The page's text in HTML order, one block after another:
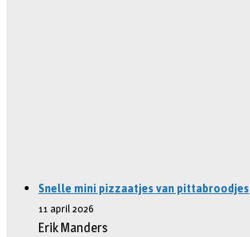
Snelle mini pizzaatjes van pittabroodjes
11 april 2026
Erik Manders